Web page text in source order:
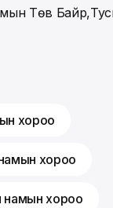
Төв
хороо
намын хороо
намын хороо